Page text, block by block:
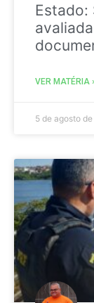
Estado:
VER MATÉRIA
5 de agosto